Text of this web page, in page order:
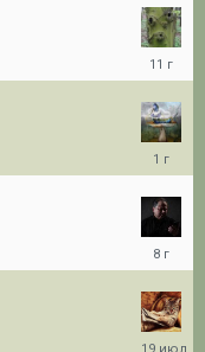
14:10
18:39
13:28